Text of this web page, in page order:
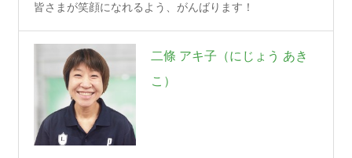
皆さまが笑顔になれるよう、がんばります！
二條 アキ子（にじょう あき
こ）